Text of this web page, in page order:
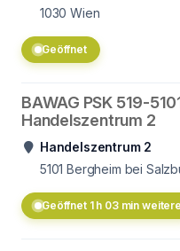
1030 Wien
Geöffnet
BAWAG PSK 519-
Handelszentrum 2
Handelszentrum 2
5101 Bergheim bei
Geöffnet 1 h 03 min weitere